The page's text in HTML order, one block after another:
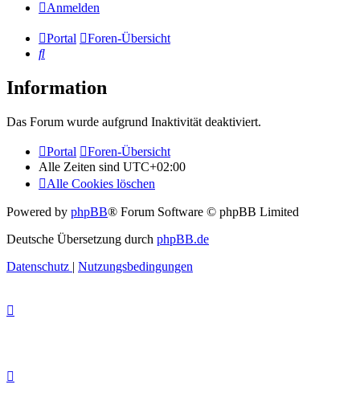
Anmelden
Portal
Foren-Übersicht
Suche
Information
Das Forum wurde aufgrund Inaktivität deaktiviert.
Portal
Foren-Übersicht
Alle Zeiten sind UTC+02:00
Alle Cookies löschen
Powered by phpBB® Forum Software © phpBB Limited
Deutsche Übersetzung durch phpBB.de
Datenschutz | Nutzungsbedingungen